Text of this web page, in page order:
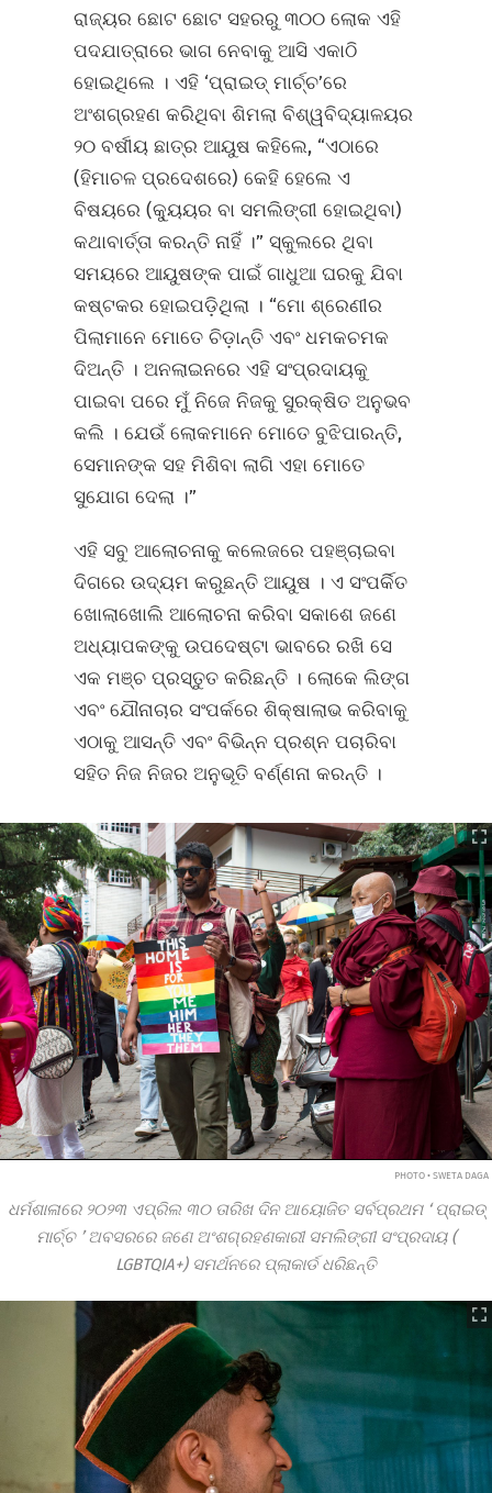
ରାଜ୍ୟର ଛୋଟ ଛୋଟ ସହରରୁ ୩୦୦ ଲୋକ ଏହି
ପଦଯାତ୍ରାରେ ଭାଗ ନେବାକୁ ଆସି ଏକାଠି
ହୋଇଥିଲେ । ଏହି ‘ପ୍ରାଇଡ୍ ମାର୍ଚ୍ଚ’ରେ
ଅଂଶଗ୍ରହଣ କରିଥିବା ଶିମଲା ବିଶ୍ୱବିଦ୍ୟାଳୟର
୨୦ ବର୍ଷୀୟ ଛାତ୍ର ଆୟୁଷ କହିଲେ, “ଏଠାରେ
(ହିମାଚଳ ପ୍ରଦେଶରେ) କେହି ହେଲେ ଏ
ବିଷୟରେ (କ୍ୟୁୟର ବା ସମଲିଙ୍ଗୀ ହୋଇଥିବା)
କଥାବାର୍ତ୍ତା କରନ୍ତି ନାହିଁ ।” ସ୍କୁଲରେ ଥିବା
ସମୟରେ ଆୟୁଷଙ୍କ ପାଇଁ ଗାଧୁଆ ଘରକୁ ଯିବା
କଷ୍ଟକର ହୋଇପଡ଼ିଥିଲା । “ମୋ ଶ୍ରେଣୀର
ପିଲାମାନେ ମୋତେ ଚିଡ଼ାନ୍ତି ଏବଂ ଧମକଚମକ
ଦିଅନ୍ତି । ଅନଲାଇନରେ ଏହି ସଂପ୍ରଦାୟକୁ
ପାଇବା ପରେ ମୁଁ ନିଜେ ନିଜକୁ ସୁରକ୍ଷିତ ଅନୁଭବ
କଲି । ଯେଉଁ ଲୋକମାନେ ମୋତେ ବୁଝିପାରନ୍ତି,
ସେମାନଙ୍କ ସହ ମିଶିବା ଲାଗି ଏହା ମୋତେ
ସୁଯୋଗ ଦେଲା ।”
ଏହି ସବୁ ଆଲୋଚନାକୁ କଲେଜରେ ପହଞ୍ଚାଇବା
ଦିଗରେ ଉଦ୍ୟମ କରୁଛନ୍ତି ଆୟୁଷ । ଏ ସଂପର୍କିତ
ଖୋଲାଖୋଲି ଆଲୋଚନା କରିବା ସକାଶେ ଜଣେ
ଅଧ୍ୟାପକଙ୍କୁ ଉପଦେଷ୍ଟା ଭାବରେ ରଖି ସେ
ଏକ ମଞ୍ଚ ପ୍ରସ୍ତୁତ କରିଛନ୍ତି । ଲୋକେ ଲିଙ୍ଗ
ଏବଂ ଯୌନାଚାର ସଂପର୍କରେ ଶିକ୍ଷାଲାଭ କରିବାକୁ
ଏଠାକୁ ଆସନ୍ତି ଏବଂ ବିଭିନ୍ନ ପ୍ରଶ୍ନ ପଚାରିବା
ସହିତ ନିଜ ନିଜର ଅନୁଭୂତି ବର୍ଣ୍ଣନା କରନ୍ତି ।
PHOTO • SWETA DAGA
ଧର୍ମଶାଳାରେ ୨୦୨୩ ଏପ୍ରିଲ ୩୦ ତାରିଖ ଦିନ ଆୟୋଜିତ ସର୍ବପ୍ରଥମ ‘ପ୍ରାଇଡ୍
ମାର୍ଚ୍ଚ ’ଅବସରରେ ଜଣେ ଅଂଶଗ୍ରହଣକାରୀ ସମଲିଙ୍ଗୀ ସଂପ୍ରଦାୟ (
LGBTQIA+) ସମର୍ଥନରେ ପ୍ଲାକାର୍ଡ ଧରିଛନ୍ତି